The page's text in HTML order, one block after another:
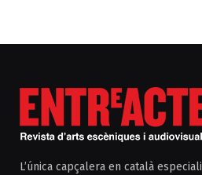
L’única capçalera en català